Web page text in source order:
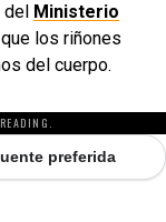
del Ministerio
los riñones
del cuerpo.
preferida